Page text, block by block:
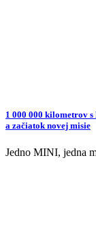
1 000 000 kilometrov
a začiatok novej misie
Jedno MINI, jedna